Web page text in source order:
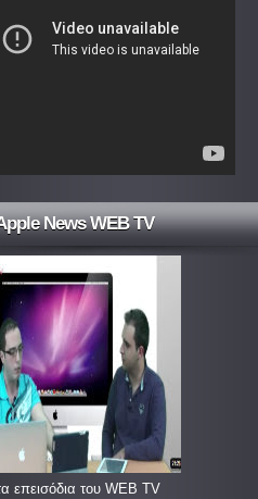
News WEB TV
επεισόδια του WEB TV